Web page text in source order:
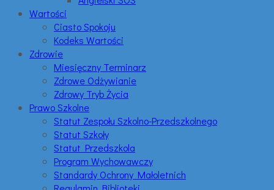
Wartości
Ciasto Spokoju
Kodeks Wartości
Zdrowie
Miesięczny Terminarz
Zdrowe Odżywianie
Zdrowy Tryb Życia
Prawo Szkolne
Statut Zespołu Szkolno-Przedszkolnego
Statut Szkoły
Statut Przedszkola
Program Wychowawczy
Standardy Ochrony Małoletnich